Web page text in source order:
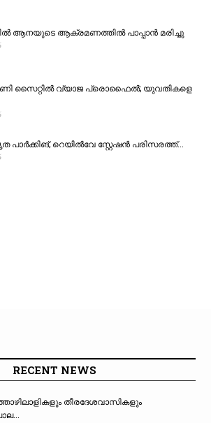
ആനയുടെ ആക്രമണത്തിൽ പാപ്പാൻ മരിച്ചു
സൈറ്റിൽ വ്യാജ പ്രൊഫൈൽ; യുവതികളെ
റെയിൽവേ സ്റ്റേഷൻ പരിസരത്ത്...
RECENT NEWS
തീരദേശവാസികളും